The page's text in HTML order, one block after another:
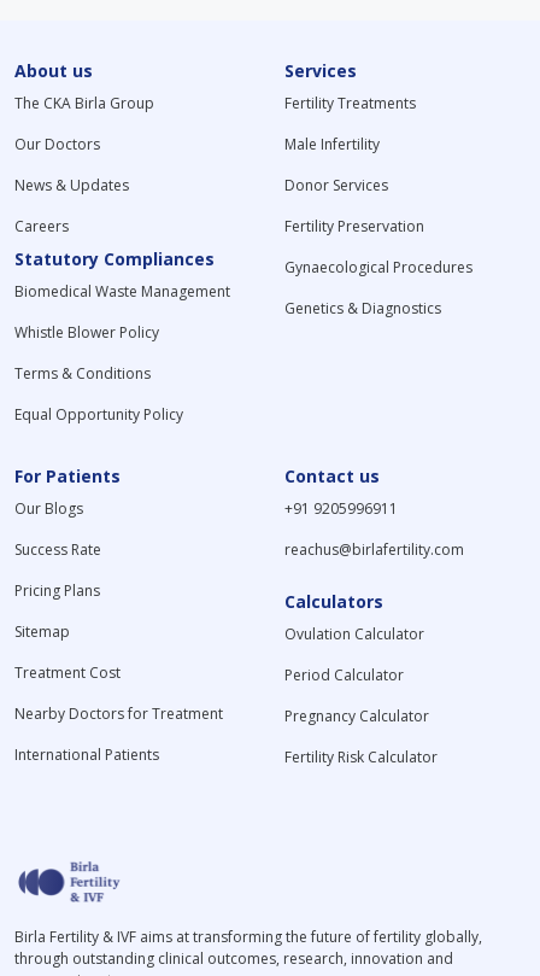
About us
The CKA Birla Group
Our Doctors
News & Updates
Careers
Statutory Compliances
Biomedical Waste Management
Whistle Blower Policy
Terms & Conditions
Equal Opportunity Policy
Services
Fertility Treatments
Male Infertility
Donor Services
Fertility Preservation
Gynaecological Procedures
Genetics & Diagnostics
For Patients
Our Blogs
Success Rate
Pricing Plans
Sitemap
Treatment Cost
Nearby Doctors for Treatment
International Patients
Contact us
+91 9205996911
reachus@birlafertility.com
Calculators
Ovulation Calculator
Period Calculator
Pregnancy Calculator
Fertility Risk Calculator
Birla Fertility & IVF aims at transforming the future of fertility globally,
through outstanding clinical outcomes, research, innovation and